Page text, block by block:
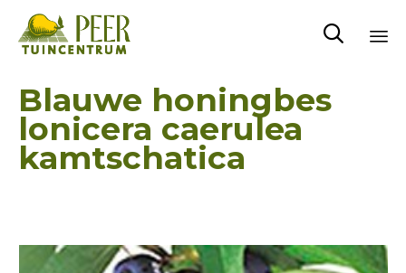

Blauwe honingbes
lonicera caerulea
kamtschatica